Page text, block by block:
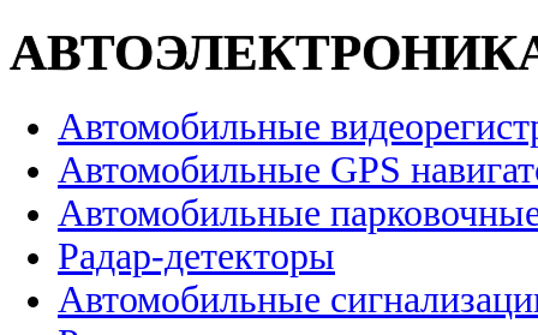
Автомобильные
Автомобильные GPS
Автомобильные
Радар-детекторы
Автомобильные